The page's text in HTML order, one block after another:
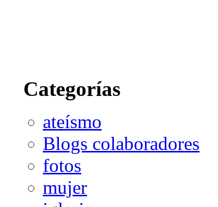
Categorías
ateísmo
Blogs colaboradores
fotos
mujer